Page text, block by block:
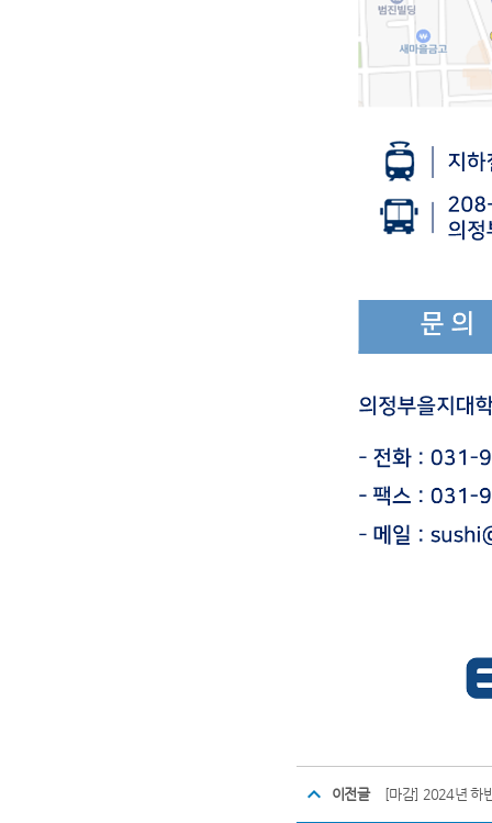
이전글 [마감] 2024년 하